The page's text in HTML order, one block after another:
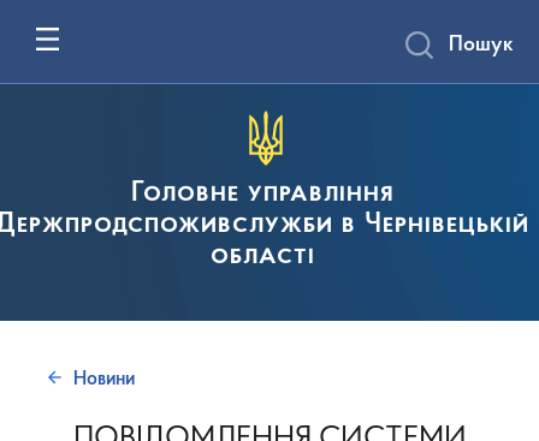
Головне управління
в Чернівецькій
області
Пошук
Новини